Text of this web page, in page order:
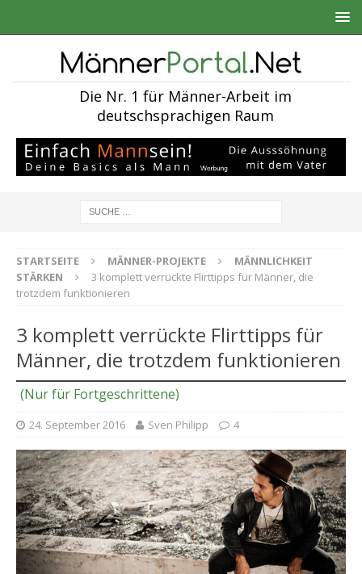
Die Nr. 1 für Männer-Arbeit im
deutschsprachigen Raum
STARTSEITE MÄNNER-PROJEKTE
MÄNNLICHKEIT
STÄRKEN
3 komplett verrückte Flirttipps für Männer, die
trotzdem funktionieren
3 komplett verrückte Flirttipps für
Männer, die trotzdem funktionieren
(Nur für Fortgeschrittene)
24. September 2016 Sven Philipp 4